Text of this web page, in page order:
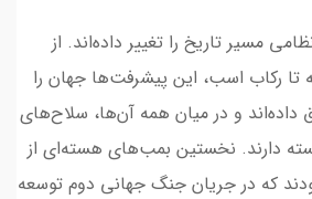
مسیر تاریخ را تغییر داده‌اند. از
تا رکاب اسب، این پیشرفت‌ها جهان را
داده‌اند و در میان همه آن‌ها، سلاح‌های
دارند. نخستین بمب‌های هسته‌ای از
که در جریان جنگ جهانی دوم توسعه